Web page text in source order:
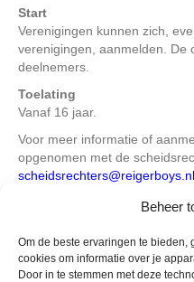
Beheer
Om de beste ervaringen te
cookies om informatie over je
Door in te stemmen met deze
Start
Verenigingen kunnen zich,
verenigingen, aanmelden. De
deelnemers.
Toelating
Vanaf 16 jaar.
Voor meer informatie of
opgenomen met de
scheidsrechters@reigerboys.nl
Geplaatst inBerichten